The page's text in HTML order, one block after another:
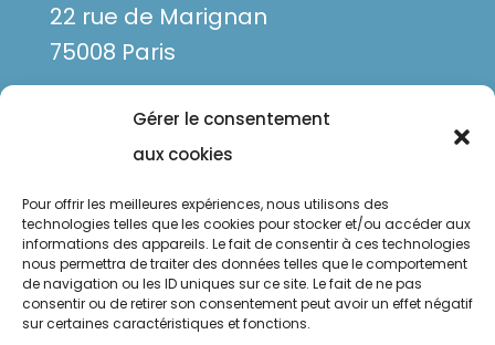
Gérer le consentement
aux cookies
Pour offrir les meilleures expériences, nous utilisons des
technologies telles que les cookies pour stocker et/ou accéder aux
informations des appareils. Le fait de consentir à ces technologies
nous permettra de traiter des données telles que le comportement
de navigation ou les ID uniques sur ce site. Le fait de ne pas
consentir ou de retirer son consentement peut avoir un effet négatif
sur certaines caractéristiques et fonctions.
22 rue de Marignan
75008 Paris
Mentions légales